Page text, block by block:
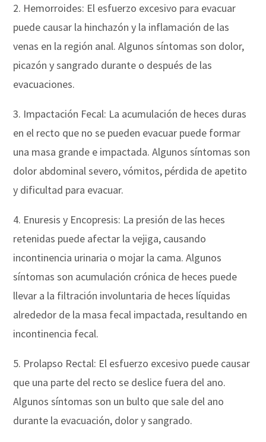
2. Hemorroides: El esfuerzo excesivo para evacuar
puede causar la hinchazón y la inflamación de las
venas en la región anal. Algunos síntomas son dolor,
picazón y sangrado durante o después de las
evacuaciones.
3. Impactación Fecal: La acumulación de heces duras
en el recto que no se pueden evacuar puede formar
una masa grande e impactada. Algunos síntomas son
dolor abdominal severo, vómitos, pérdida de apetito
y dificultad para evacuar.
4. Enuresis y Encopresis: La presión de las heces
retenidas puede afectar la vejiga, causando
incontinencia urinaria o mojar la cama. Algunos
síntomas son acumulación crónica de heces puede
llevar a la filtración involuntaria de heces líquidas
alrededor de la masa fecal impactada, resultando en
incontinencia fecal.
5. Prolapso Rectal: El esfuerzo excesivo puede causar
que una parte del recto se deslice fuera del ano.
Algunos síntomas son un bulto que sale del ano
durante la evacuación, dolor y sangrado.